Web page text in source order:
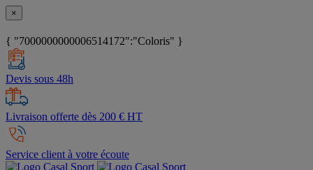
×
{ "7000000000006514172":"Coloris" }
Devis sous 48h
Livraison offerte dès 200 € HT
Service client à votre écoute